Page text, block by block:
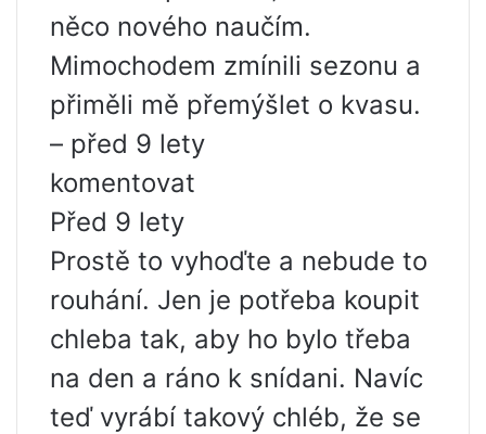
něco nového naučím.
Mimochodem zmínili sezonu a
přiměli mě přemýšlet o kvasu.
– před 9 lety
komentovat
Před 9 lety
Prostě to vyhoďte a nebude to
rouhání. Jen je potřeba koupit
chleba tak, aby ho bylo třeba
na den a ráno k snídani. Navíc
teď vyrábí takový chléb, že se